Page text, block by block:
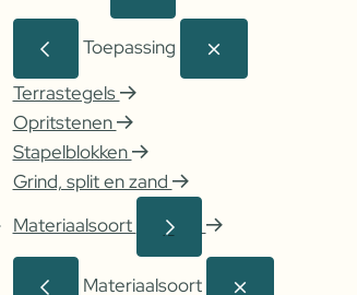
Toepassing
Terrastegels
Opritstenen
Stapelblokken
Grind, split en zand
Materiaalsoort
Materiaalsoort